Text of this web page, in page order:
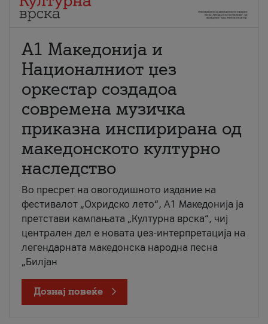
А1 Македонија и
Националниот џез
оркестар создадоа
современа музичка
приказна инспирирана од
македонското културно
наследство
Во пресрет на овогодишното издание на
фестивалот „Охридско лето“, А1 Македонија ја
претстави кампањата „Културна врска“, чиј
централен дел е новата џез-интерпретација на
легендарната македонска народна песна
„Билјан
Дознај повеќе